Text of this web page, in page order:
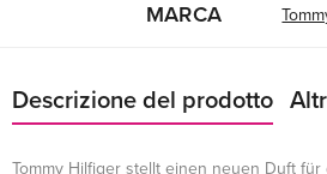
MARCA
Descrizione del prodotto
Tommy Hilfiger stellt einen neuen Duft